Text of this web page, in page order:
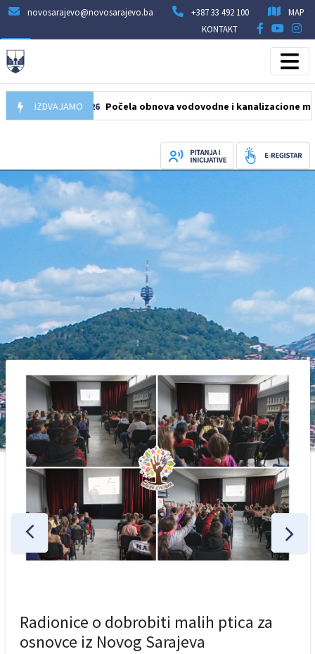
novosarajevo@novosarajevo.ba +387 33 492 100
MAP
KONTAKT
IZDVAJAMO
05.08.2026 Počela obnova vodovodne i kanalizacione mreže u
Radionice o dobrobiti malih ptica za
osnovce iz Novog Sarajeva